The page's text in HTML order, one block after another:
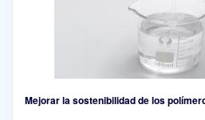
Mejorar la sostenibilidad de los